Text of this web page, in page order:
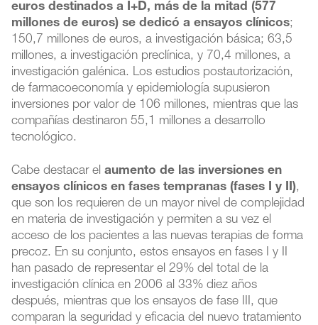
euros destinados a I+D, más de la mitad (577
millones de euros) se dedicó a ensayos clínicos;
150,7 millones de euros, a investigación básica; 63,5
millones, a investigación preclínica, y 70,4 millones, a
investigación galénica. Los estudios postautorización,
de farmacoeconomía y epidemiología supusieron
inversiones por valor de 106 millones, mientras que las
compañías destinaron 55,1 millones a desarrollo
tecnológico.
Cabe destacar elaumento de las inversiones en
ensayos clínicos en fases tempranas (fases I y II),
que son los requieren de un mayor nivel de complejidad
en materia de investigación y permiten a su vez el
acceso de los pacientes a las nuevas terapias de forma
precoz. En su conjunto, estos ensayos en fases I y II
han pasado de representar el 29% del total de la
investigación clínica en 2006 al 33% diez años
después, mientras que los ensayos de fase III, que
comparan la seguridad y eficacia del nuevo tratamiento